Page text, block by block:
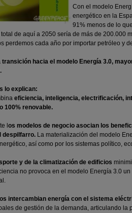
Con el modelo
energético en la
91% menos de lo
de aquí a 2050 sería de más de 200.000
perdemos cada año por importar petróleo y
hacia el modelo Energía 3.0,
lo explican:
eficiencia, inteligencia, electrificación,
100% renovable.
l os modelos de negocio asocian los
despilfarro. La materialización del modelo
así como por los sistemas político,
y de la climatización de edificios
no provoca en el modelo Energía 3.0
intercambian energía con el sistema
de gestión de la demanda, articulando la